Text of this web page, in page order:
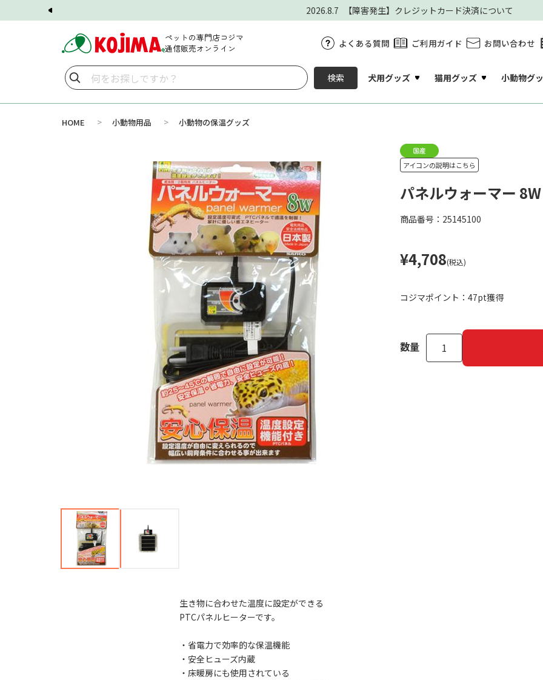
2026.8.7 【障害発生】クレジットカード決済について
ペットの専門店コジマ
通信販売オンライン
よくある質問 ご利用ガイド お問い合わせ
検索 犬用グッズ 猫用グッズ 小動物グ
HOME > 小動物用品 > 小動物の保温グッズ
アイコンの説明はこちら
パネルウォーマー 8W
商品番号：25145100
¥4,708(税込)
コジマポイント： 47pt獲得
数量
生き物に合わせた温度に設定ができる
PTCパネルヒーターです。
・省電力で効率的な保温機能
・安全ヒューズ内蔵
・床暖房にも使用されている